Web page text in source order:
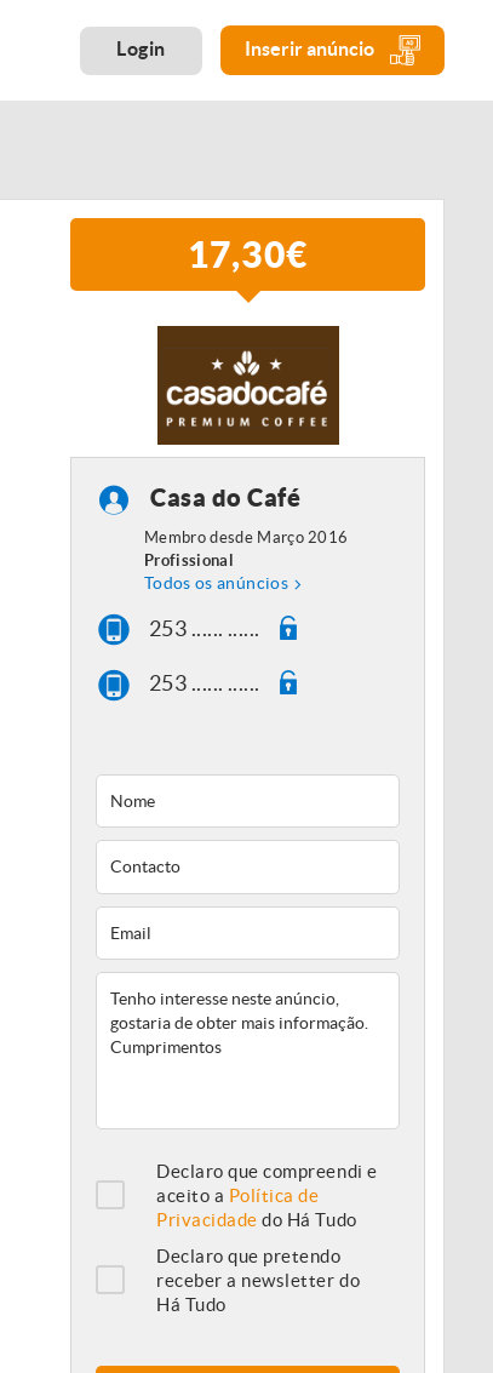
Login Inserir anúncio
17,30€
Casa do Café
Membro desde Março 2016
Profissional
Todos os anúncios
253 ...... ......
253 ...... ......
Declaro que compreendi e
aceito a Política de
Privacidade do Há Tudo
Declaro que pretendo
receber a newsletter do
Há Tudo